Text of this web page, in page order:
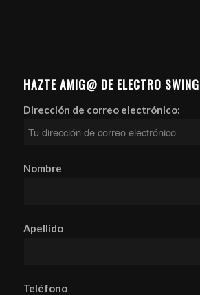
HAZTE AMIG@ DE ELECTRO
Dirección de correo electrónico:
Nombre
Apellido
Teléfono